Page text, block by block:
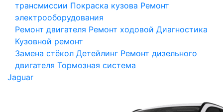
трансмиссии Покраска кузова Ремонт
электрооборудования
Ремонт двигателя Ремонт ходовой Диагностика
Кузовной ремонт
Замена стёкол Детейлинг Ремонт дизельного
двигателя Тормозная система
Jaguar